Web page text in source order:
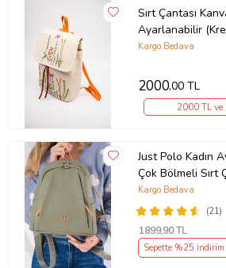
Sırt Çantası
Ayarlanabilir
Kargo Bedava
2000,00 TL
2000 TL
Just Polo Kadın
Çok Bölmeli Sırt
(Yeşil)
(21)
Kargo Bedava
1899,90 TL
Sepette %25 İndirim